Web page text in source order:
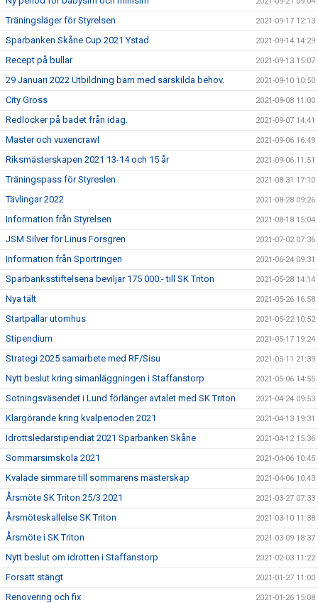
Träningsläger för Styrelsen 2021-09-17 12:13
Sparbanken Skåne Cup 2021 Ystad 2021-09-14 14:29
Recept på bullar 2021-09-13 15:07
29 Januari 2022 Utbildning barn med särskilda behov. 2021-09-10 10:50
City Gross 2021-09-08 11:00
Redlocker på badet från idag. 2021-09-07 14:41
Master och vuxencrawl 2021-09-06 16:49
Riksmästerskapen 2021 13-14 och 15 år 2021-09-06 11:51
Träningspass för Styreslen 2021-08-31 17:10
Tävlingar 2022 2021-08-28 09:26
Information från Styrelsen 2021-08-18 15:04
JSM Silver för Linus Forsgren 2021-07-02 07:36
Information från Sportringen 2021-06-24 09:31
Sparbanksstiftelsena beviljar 175 000:- till SK Triton 2021-05-28 14:14
Nya tält 2021-05-26 16:58
Startpallar utomhus 2021-05-22 10:52
Stipendium 2021-05-17 19:24
Strategi 2025 samarbete med RF/Sisu 2021-05-11 21:39
Nytt beslut kring simanläggningen i Staffanstorp 2021-05-06 14:55
Sotningsväsendet i Lund förlänger avtalet med SK Triton 2021-04-24 09:53
Klargörande kring kvalperioden 2021 2021-04-13 19:31
Idrottsledarstipendiat 2021 Sparbanken Skåne 2021-04-12 15:36
Sommarsimskola 2021 2021-04-06 10:45
Kvalade simmare till sommarens mästerskap 2021-04-06 10:43
Årsmöte SK Triton 25/3 2021 2021-03-27 07:33
Årsmöteskallelse SK Triton 2021-03-10 11:38
Årsmöte i SK Triton 2021-03-09 18:37
Nytt beslut om idrotten i Staffanstorp 2021-02-03 11:22
Forsatt stängt 2021-01-27 11:00
Renovering och fix 2021-01-26 15:08